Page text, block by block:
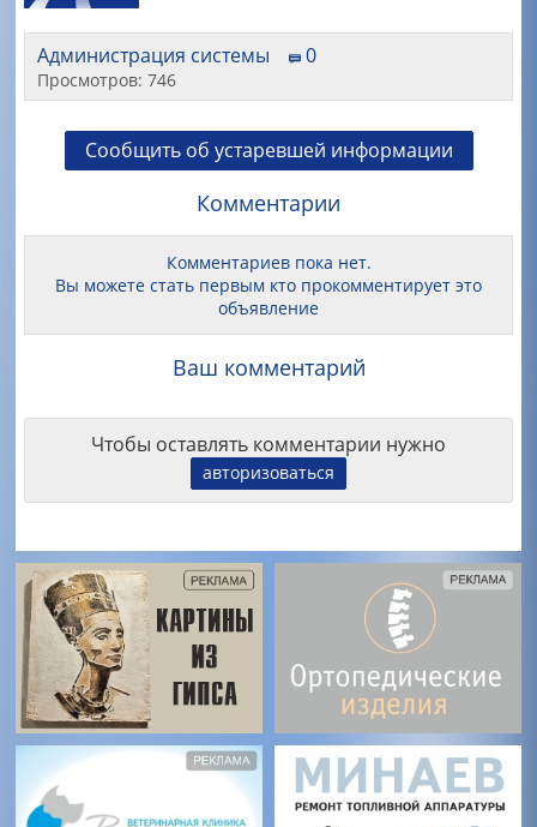
Администрация системы 0
Просмотров: 746
Сообщить об устаревшей информации
Комментарии
Комментариев пока нет.
Вы можете стать первым кто прокомментирует это
объявление
Ваш комментарий
Чтобы оставлять комментарии нужно
авторизоваться